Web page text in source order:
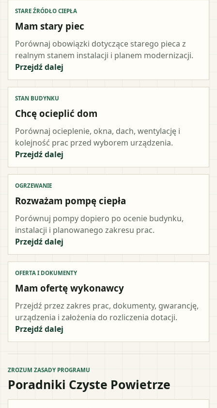
STARE ŹRÓDŁO CIEPŁA
Mam stary piec
Porównaj obowiązki dotyczące starego pieca z
realnym stanem instalacji i planem modernizacji.
Przejdź dalej
STAN BUDYNKU
Chcę ocieplić dom
Porównaj ocieplenie, okna, dach, wentylację i
kolejność prac przed wyborem urządzenia.
Przejdź dalej
OGRZEWANIE
Rozważam pompę ciepła
Porównuj pompy dopiero po ocenie budynku,
instalacji i planowanego zakresu prac.
Przejdź dalej
OFERTA I DOKUMENTY
Mam ofertę wykonawcy
Przejdź przez zakres prac, dokumenty, gwarancję,
urządzenia i założenia do rozliczenia dotacji.
Przejdź dalej
ZROZUM ZASADY PROGRAMU
Poradniki Czyste Powietrze